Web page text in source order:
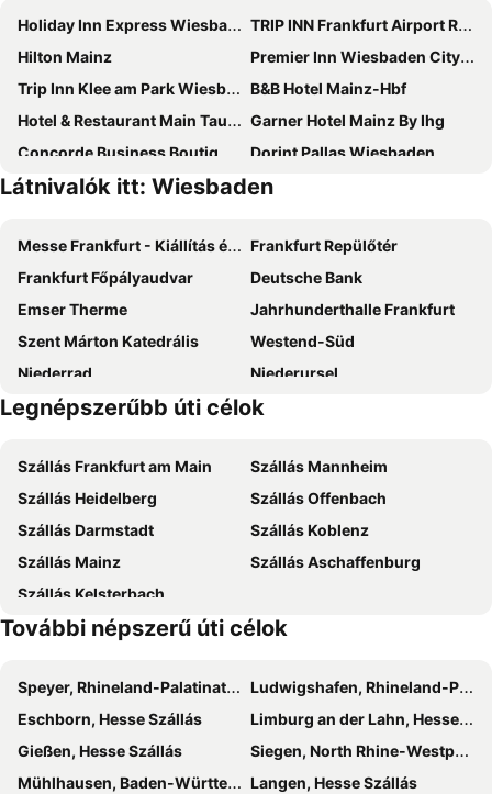
Holiday Inn Express Wiesbaden by IHG
TRIP INN Frankfurt Airport Rüsselsheim
Hilton Mainz
Premier Inn Wiesbaden City Centre
Trip Inn Klee am Park Wiesbaden
B&B Hotel Mainz-Hbf
Hotel & Restaurant Main Taunus
Garner Hotel Mainz By Ihg
Concorde Business Boutique Hotel
Dorint Pallas Wiesbaden
Business Hotel Wiesbaden ONE
Hotel de France
Business Hotel Wiesbaden Prime
B&B HOTEL Wiesbaden-Hbf
Komfort Hotel Wiesbaden
Wiesbaden
Etap Wiesbaden
H2 Hotel Mainz
LEGERE HOTEL Wiesbaden-Taunusstein
H+ Hotel Wiesbaden Niedernhausen
IntercityHotel Mainz
Hotel Schlangenbader Hof
Hotel Victoria
Hyatt Regency Mainz
B&B Hotel Mainz-Hechtsheim
Flörsheimer Hof
Arkaden Hotel
Hotel Post
Amedia Frankfurt Russelsheim Trademark Collection by Wyndham
NH Frankfurt Airport West
Hey Lou Hotel Frankfurt Airport
Koenigshof Bed and Breakfast
H+ Hotel Bad Soden
Látnivalók itt: Wiesbaden
Messe Frankfurt - Kiállítás és Vásár
Frankfurt Repülőtér
Frankfurt Főpályaudvar
Deutsche Bank
Emser Therme
Jahrhunderthalle Frankfurt
Szent Márton Katedrális
Westend-Süd
Niederrad
Niederursel
Ginnheim
Lorelei
Lumen
Hessischer Landtag
Marktkirche Wiesbaden
Wilhelmstraße
Bergkirchenviertel
Spielbank Wiesbaden
Kurhaus
Roter Ochse
Burg Reichenstein
Darmstadtium
Blumenkorso & Bartholomäusmarkt
Halloween Burg Frankenstein
Zur Krone
Legnépszerűbb úti célok
Szállás Frankfurt am Main
Szállás Mannheim
Szállás Heidelberg
Szállás Offenbach
Szállás Darmstadt
Szállás Koblenz
Szállás Mainz
Szállás Aschaffenburg
Szállás Kelsterbach
További népszerű úti célok
Speyer, Rhineland-Palatinate Szállás
Ludwigshafen, Rhineland-Palatinate Szállás
Eschborn, Hesse Szállás
Limburg an der Lahn, Hesse Szállás
Gießen, Hesse Szállás
Siegen, North Rhine-Westphalia Szállás
Mühlhausen, Baden-Württemberg Szállás
Langen, Hesse Szállás